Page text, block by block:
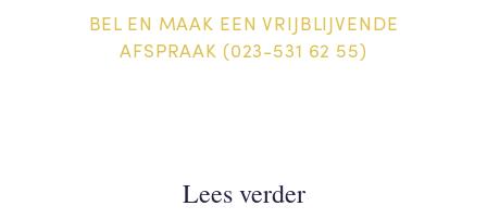
BEL EN MAAK EEN VRIJBLIJVENDE
AFSPRAAK (023-531 62 55)
Lees verder